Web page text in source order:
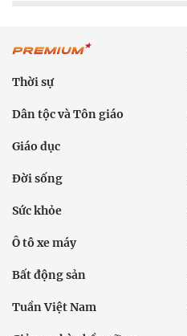
Thời sự
Dân tộc và Tôn giáo
Giáo dục
Đời sống
Sức khỏe
Ô tô xe máy
Bất động sản
Tuần Việt Nam